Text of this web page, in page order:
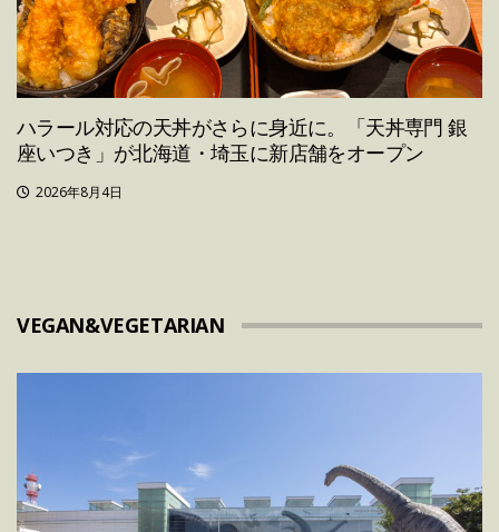
ハラール対応の天丼がさらに身近に。「天丼専門 銀
座いつき」が北海道・埼玉に新店舗をオープン
2026年8月4日
VEGAN&VEGETARIAN